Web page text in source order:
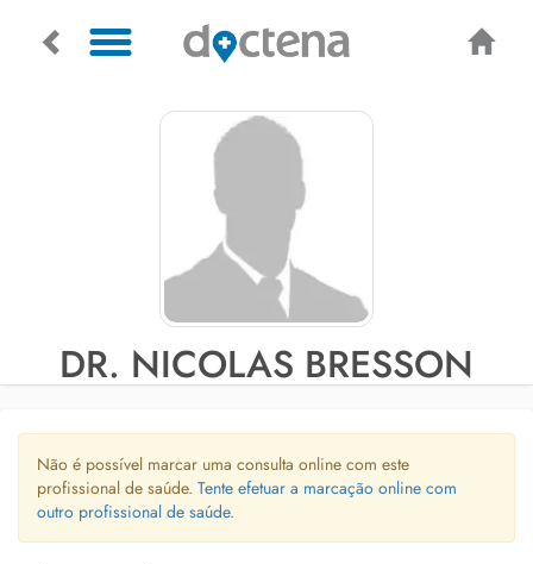
DR. NICOLAS BRESSON
Não é possível marcar uma consulta online com este
profissional de saúde. Tente efetuar a marcação online com
outro profissional de saúde.